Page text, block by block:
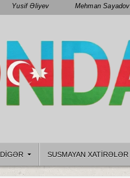
Yusif Əliyev Mehman Sayadov
DIGƏR SUSMAYAN XATİRƏLƏR